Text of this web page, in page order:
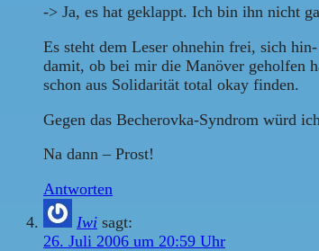
-> Ja, es hat geklappt. Ich bin ihn nicht
Es steht dem Leser ohnehin frei, sich
damit, ob bei mir die Manöver geholfen
schon aus Solidarität total okay finden.
Gegen das Becherovka-Syndrom würd
Na dann – Prost!
Antworten
Iwi sagt:
26. Juli 2006 um 20:59 Uhr